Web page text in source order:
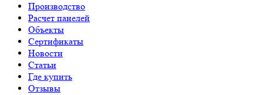
Производство
Расчет панелей
Объекты
Сертификаты
Новости
Статьи
Где купить
Отзывы